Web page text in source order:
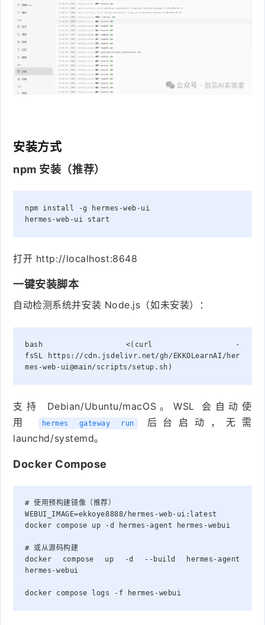
安装方式
npm 安装（推荐）
npm install -g
hermes-web-ui
hermes-web-ui
start
打开 http://localhost:8648
一键安装脚本
自动检测系统并安装 Node.js（如未安装）：
bash <( curl
-
fsSL
https://cdn.jsdelivr.net/gh/EKKOLearnAI/her
mes-web-ui@main/scripts/setup.sh )
支持 Debian/Ubuntu/macOS。WSL 会自动使
用
hermes gateway run
后台启动，无需
launchd/systemd。
Docker Compose
# 使用预构建镜像（推荐）
WEBUI_IMAGE=ekkoye8888/hermes-web-ui:latest
docker compose up -d hermes-agent hermes-webui
# 或从源码构建
docker compose up -d --build hermes-agent
hermes-webui
docker compose logs -f hermes-webui